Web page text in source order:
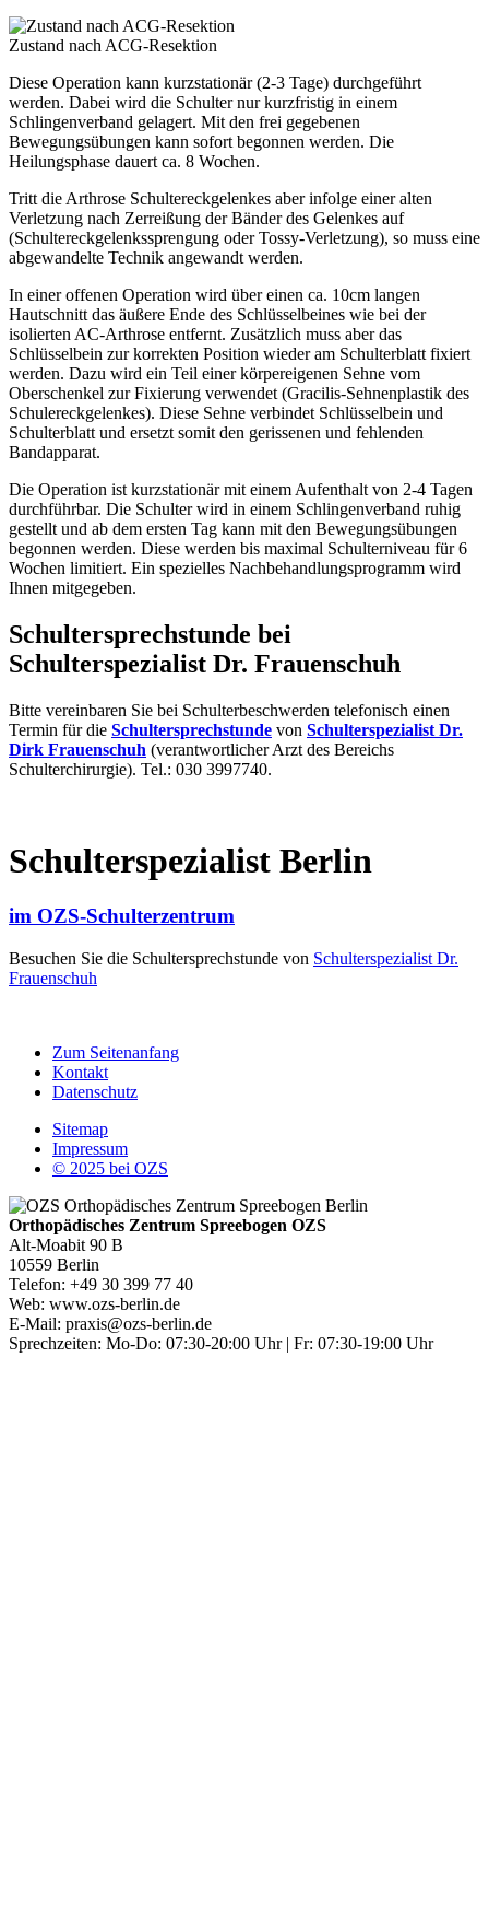
Zustand nach ACG-Resektion
Diese Operation kann kurzstationär (2-3 Tage) durchgeführt
werden. Dabei wird die Schulter nur kurzfristig in einem
Schlingenverband gelagert. Mit den frei gegebenen
Bewegungsübungen kann sofort begonnen werden. Die
Heilungsphase dauert ca. 8 Wochen.
Tritt die Arthrose Schultereckgelenkes aber infolge einer alten
Verletzung nach Zerreißung der Bänder des Gelenkes auf
(Schultereckgelenkssprengung oder Tossy-Verletzung), so muss eine
abgewandelte Technik angewandt werden.
In einer offenen Operation wird über einen ca. 10cm langen
Hautschnitt das äußere Ende des Schlüsselbeines wie bei der
isolierten AC-Arthrose entfernt. Zusätzlich muss aber das
Schlüsselbein zur korrekten Position wieder am Schulterblatt fixiert
werden. Dazu wird ein Teil einer körpereigenen Sehne vom
Oberschenkel zur Fixierung verwendet (Gracilis-Sehnenplastik des
Schulereckgelenkes). Diese Sehne verbindet Schlüsselbein und
Schulterblatt und ersetzt somit den gerissenen und fehlenden
Bandapparat.
Die Operation ist kurzstationär mit einem Aufenthalt von 2-4 Tagen
durchführbar. Die Schulter wird in einem Schlingenverband ruhig
gestellt und ab dem ersten Tag kann mit den Bewegungsübungen
begonnen werden. Diese werden bis maximal Schulterniveau für 6
Wochen limitiert. Ein spezielles Nachbehandlungsprogramm wird
Ihnen mitgegeben.
Schultersprechstunde bei
Schulterspezialist Dr. Frauenschuh
Bitte vereinbaren Sie bei Schulterbeschwerden telefonisch einen
Termin für die Schultersprechstunde von Schulterspezialist Dr.
Dirk Frauenschuh (verantwortlicher Arzt des Bereichs
Schulterchirurgie). Tel.: 030 3997740.
Schulterspezialist Berlin
im OZS-Schulterzentrum
Besuchen Sie die Schultersprechstunde von Schulterspezialist Dr.
Frauenschuh
Zum Seitenanfang
Kontakt
Datenschutz
Sitemap
Impressum
© 2025 bei OZS
Orthopädisches Zentrum Spreebogen OZS
Alt-Moabit 90 B
10559 Berlin
Telefon: +49 30 399 77 40
Web: www.ozs-berlin.de
E-Mail: praxis@ozs-berlin.de
Sprechzeiten: Mo-Do: 07:30-20:00 Uhr | Fr: 07:30-19:00 Uhr